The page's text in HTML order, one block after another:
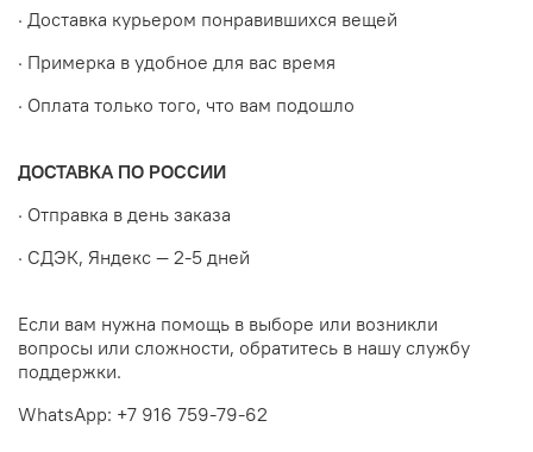
· Доставка курьером понравившихся вещей
· Примерка в удобное для вас время
· Оплата только того, что вам подошло
ДОСТАВКА ПО РОССИИ
· Отправка в день заказа
· СДЭК, Яндекс — 2-5 дней
Если вам нужна помощь в выборе или возникли
вопросы или сложности, обратитесь в нашу службу
поддержки.
WhatsApp: +7 916 759-79-62